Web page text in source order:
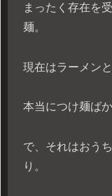
まったく存在を
麺。
現在はラーメン
本当につけ麺ば
で、それはおう
り。